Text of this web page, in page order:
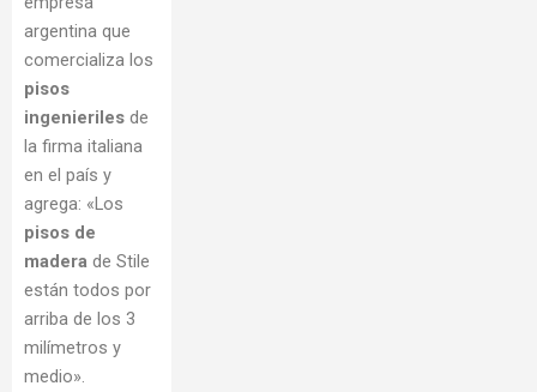
argentina que
comercializa los
pisos
ingenieriles de
la firma italiana
en el país y
agrega: «Los
pisos de
madera de Stile
están todos por
arriba de los 3
milímetros y
medio».